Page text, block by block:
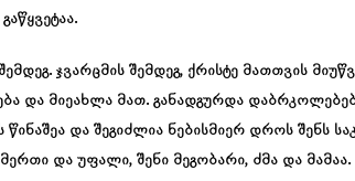
ჯვარცმის შემდეგ, ქრისტე მათთვის
და მიეახლა მათ. განადგურდა
და შეგიძლია ნებისმიერ დროს შენს
და უფალი, შენი მეგობარი, ძმა და მამაა.